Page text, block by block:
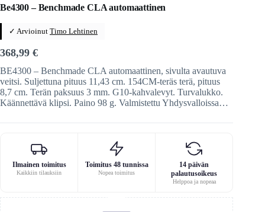
Be4300 – Benchmade CLA automaattinen
✓ Arvioinut Timo Lehtinen
368,99 €
BE4300 – Benchmade CLA automaattinen, sivulta avautuva
veitsi. Suljettuna pituus 11,43 cm. 154CM-teräs terä, pituus
8,7 cm. Terän paksuus 3 mm. G10-kahvalevyt. Turvalukko.
Käännettävä klipsi. Paino 98 g. Valmistettu Yhdysvalloissa…
Ilmainen toimitus
Kaikkiin tilauksiin
Toimitus 48 tunnissa
Nopea toimitus
14 päivän
palautusoikeus
Helppoa ja nopeaa